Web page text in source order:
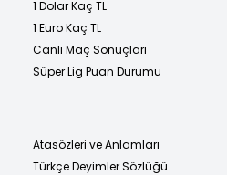
1 Dolar Kaç TL
1 Euro Kaç TL
Canlı Maç Sonuçları
Süper Lig Puan Durumu
Atasözleri ve Anlamları
Türkçe Deyimler Sözlüğü